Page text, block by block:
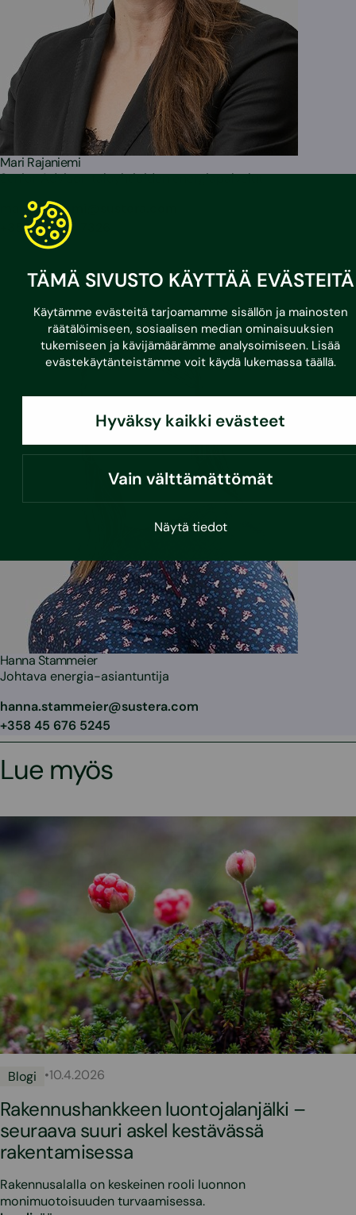
TÄMÄ SIVUSTO KÄYTTÄÄ EVÄSTEITÄ
Käytämme evästeitä tarjoamamme sisällön ja mainosten
räätälöimiseen, sosiaalisen median ominaisuuksien
tukemiseen ja kävijämäärämme analysoimiseen. Lisää
evästekäytänteistämme voit käydä lukemassa täällä.
Hyväksy kaikki evästeet
Vain välttämättömät
Näytä tiedot
Mari Rajaniemi
Senior Advisor, taloyhtiöiden energiapalvelut
mari.rajaniemi@sustera.com
+358 40 637 7326
Hanna Stammeier
Johtava energia-asiantuntija
hanna.stammeier@sustera.com
+358 45 676 5245
Lue myös
Blogi •10.4.2026
Rakennushankkeen luontojalanjälki –
seuraava suuri askel kestävässä
rakentamisessa
Rakennusalalla on keskeinen rooli luonnon
monimuotoisuuden turvaamisessa.